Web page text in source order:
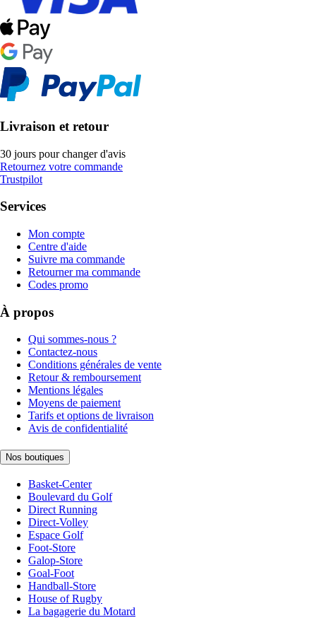
Livraison et retour
30 jours pour changer d'avis
Retournez votre commande
Trustpilot
Services
Mon compte
Centre d'aide
Suivre ma commande
Retourner ma commande
Codes promo
À propos
Qui sommes-nous ?
Contactez-nous
Conditions générales de vente
Retour & remboursement
Mentions légales
Moyens de paiement
Tarifs et options de livraison
Avis de confidentialité
Nos boutiques
Basket-Center
Boulevard du Golf
Direct Running
Direct-Volley
Espace Golf
Foot-Store
Galop-Store
Goal-Foot
Handball-Store
House of Rugby
La bagagerie du Motard